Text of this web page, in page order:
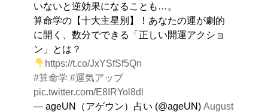
いないと逆効果になることも…。
算命学の【十大主星別】！あなたの運が劇的
に開く、数分でできる「正しい開運アクショ
ン」とは？
https://t.co/JxYSfSf5Qn
#算命学 #運気アップ
pic.twitter.com/E8IRYol8dl
— ageUN（アゲウン）占い (@ageUN)August